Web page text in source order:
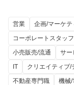
営業
企画/マーケテ
コーポレートスタッフ
小売販売/流通
サー
IT
クリエイティブ/
不動産専門職
機械/